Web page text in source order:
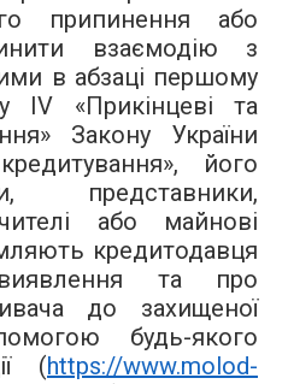
припинення або
взаємодію з
в абзаці першому
IV «Прикінцеві та
Закону України
його
представники,
або майнові
кредитодавця
та про
до захищеної
будь-якого
(https://www.molod-